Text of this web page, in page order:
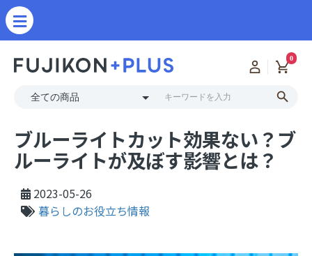
0
ブルーライトカット効果ない？ブ
ルーライトが及ぼす影響とは？
2023-05-26
暮らしのお役立ち情報